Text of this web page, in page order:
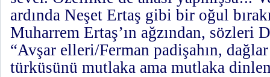
ardında Neşet Ertaş gibi bir oğul
Muharrem Ertaş’ın ağzından, sözleri
“Avşar elleri/Ferman padişahın,
türküsünü mutlaka ama mutlaka